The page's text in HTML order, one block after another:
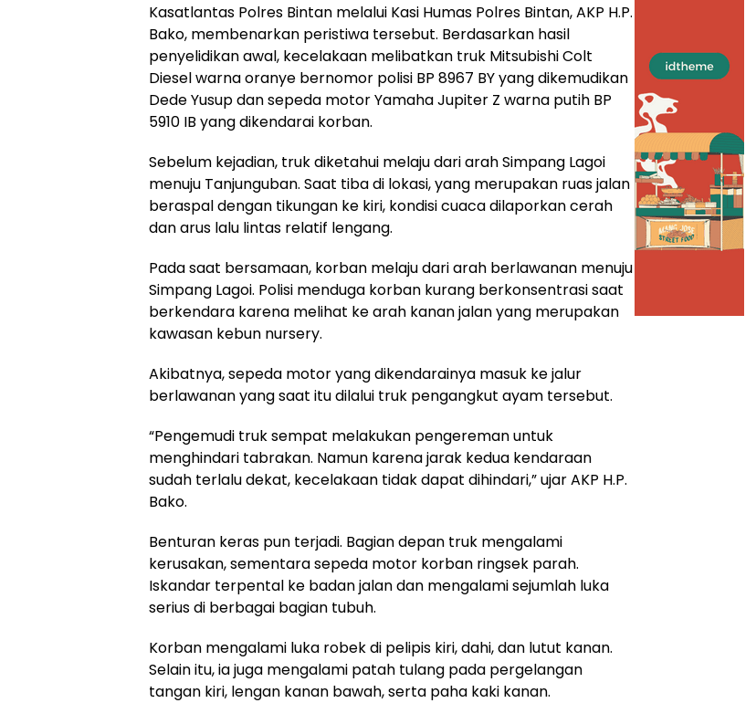
Kasatlantas Polres Bintan melalui Kasi Humas Polres Bintan, AKP H.P.
Bako, membenarkan peristiwa tersebut. Berdasarkan hasil
penyelidikan awal, kecelakaan melibatkan truk Mitsubishi Colt
Diesel warna oranye bernomor polisi BP 8967 BY yang dikemudikan
Dede Yusup dan sepeda motor Yamaha Jupiter Z warna putih BP
5910 IB yang dikendarai korban.
Sebelum kejadian, truk diketahui melaju dari arah Simpang Lagoi
menuju Tanjunguban. Saat tiba di lokasi, yang merupakan ruas jalan
beraspal dengan tikungan ke kiri, kondisi cuaca dilaporkan cerah
dan arus lalu lintas relatif lengang.
Pada saat bersamaan, korban melaju dari arah berlawanan menuju
Simpang Lagoi. Polisi menduga korban kurang berkonsentrasi saat
berkendara karena melihat ke arah kanan jalan yang merupakan
kawasan kebun nursery.
Akibatnya, sepeda motor yang dikendarainya masuk ke jalur
berlawanan yang saat itu dilalui truk pengangkut ayam tersebut.
“Pengemudi truk sempat melakukan pengereman untuk
menghindari tabrakan. Namun karena jarak kedua kendaraan
sudah terlalu dekat, kecelakaan tidak dapat dihindari,” ujar AKP H.P.
Bako.
Benturan keras pun terjadi. Bagian depan truk mengalami
kerusakan, sementara sepeda motor korban ringsek parah.
Iskandar terpental ke badan jalan dan mengalami sejumlah luka
serius di berbagai bagian tubuh.
Korban mengalami luka robek di pelipis kiri, dahi, dan lutut kanan.
Selain itu, ia juga mengalami patah tulang pada pergelangan
tangan kiri, lengan kanan bawah, serta paha kaki kanan.